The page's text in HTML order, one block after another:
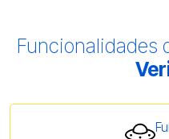
Funcionalidades